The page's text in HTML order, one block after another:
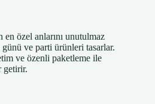
özel anlarını unutulmaz
ve parti ürünleri tasarlar.
ve özenli paketleme ile
getirir.